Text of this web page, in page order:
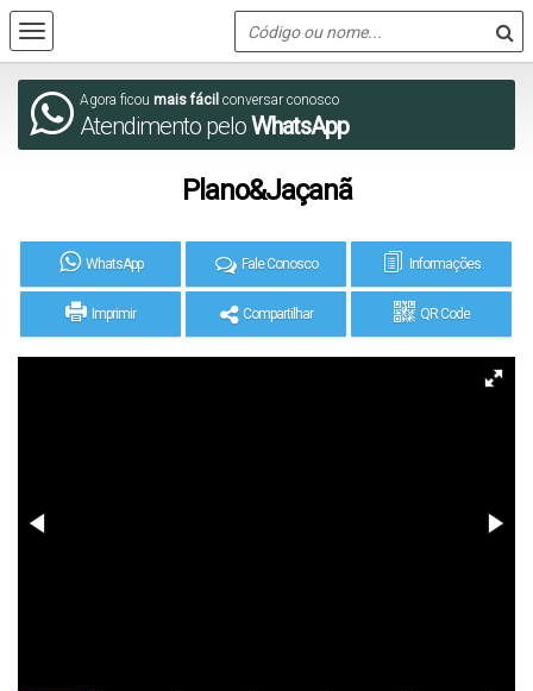
Agora ficou mais fácil conversar conosco
Atendimento peloWhatsApp
Plano&Jaçanã
WhatsApp Fale Conosco Informações
Imprimir Compartilhar QR Code